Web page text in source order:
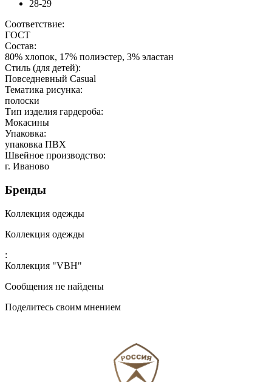
28-29
Соответствие:
ГОСТ
Состав:
80% хлопок, 17% полиэстер, 3% эластан
Стиль (для детей):
Повседневный Casual
Тематика рисунка:
полоски
Тип изделия гардероба:
Мокасины
Упаковка:
упаковка ПВХ
Швейное производство:
г. Иваново
Бренды
Коллекция одежды
Коллекция одежды
:
Коллекция "VBH"
Сообщения не найдены
Поделитесь своим мнением